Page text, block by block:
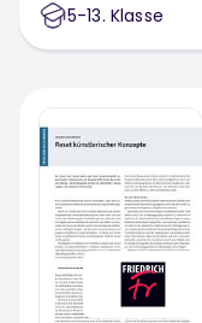
5-13. Klasse